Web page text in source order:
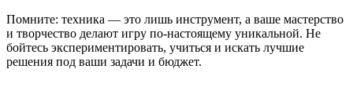
Помните: техника — это лишь инструмент, а ваше мастерство
и творчество делают игру по-настоящему уникальной. Не
бойтесь экспериментировать, учиться и искать лучшие
решения под ваши задачи и бюджет.